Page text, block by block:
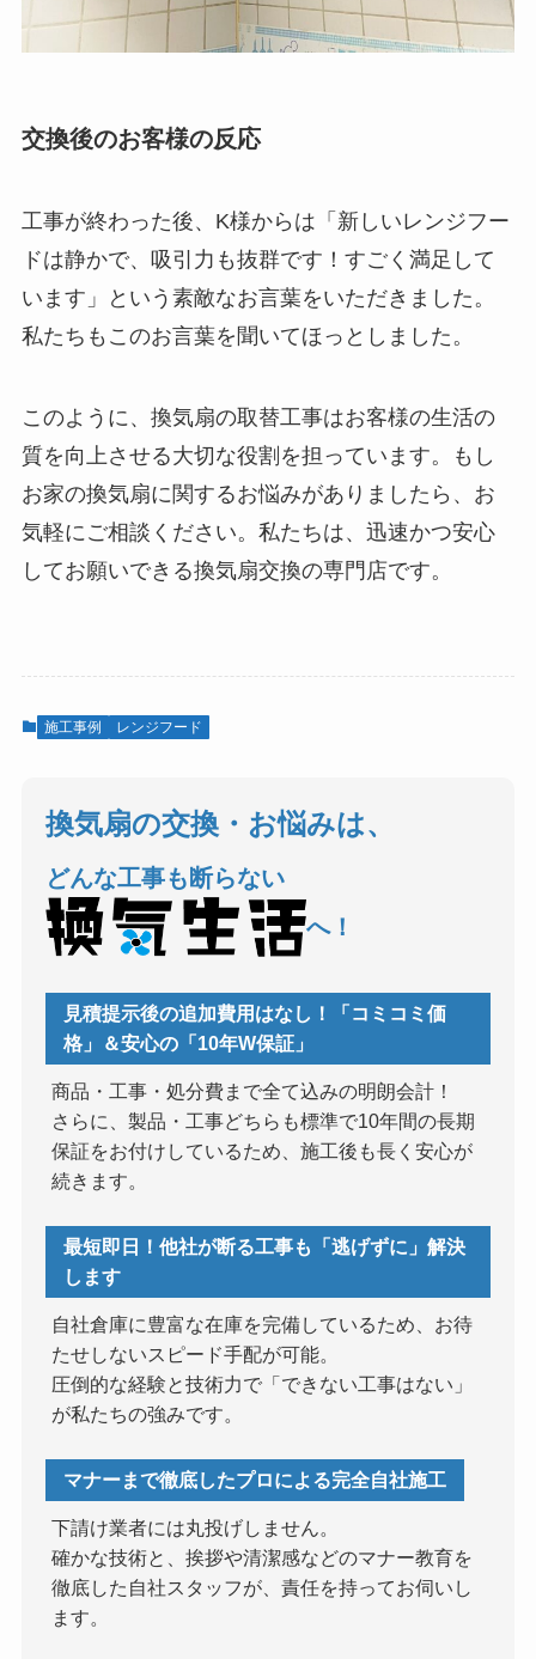
交換後のお客様の反応
工事が終わった後、K様からは「新しいレンジフー
ドは静かで、吸引力も抜群です！すごく満足して
います」という素敵なお言葉をいただきました。
私たちもこのお言葉を聞いてほっとしました。
このように、換気扇の取替工事はお客様の生活の
質を向上させる大切な役割を担っています。もし
お家の換気扇に関するお悩みがありましたら、お
気軽にご相談ください。私たちは、迅速かつ安心
してお願いできる換気扇交換の専門店です。
施工事例 レンジフード
換気扇の交換・お悩みは、
どんな工事も断らない
へ！
見積提示後の追加費用はなし！「コミコミ価
格」＆安心の「10年W保証」
商品・工事・処分費まで全て込みの明朗会計！
さらに、製品・工事どちらも標準で10年間の長期
保証をお付けしているため、施工後も長く安心が
続きます。
最短即日！他社が断る工事も「逃げずに」解決
します
自社倉庫に豊富な在庫を完備しているため、お待
たせしないスピード手配が可能。
圧倒的な経験と技術力で「できない工事はない」
が私たちの強みです。
マナーまで徹底したプロによる完全自社施工
下請け業者には丸投げしません。
確かな技術と、挨拶や清潔感などのマナー教育を
徹底した自社スタッフが、責任を持ってお伺いし
ます。